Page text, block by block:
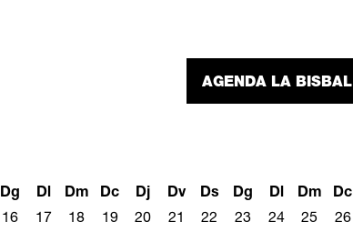
AGENDA LA BISBAL
Dg
16
Dl
17
Dm
18
Dc
19
Dj
20
Dv
21
Ds
22
Dg
23
Dl
24
Dm
25
Dc
26